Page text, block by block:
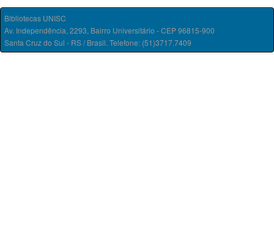
Bibliotecas UNISC
Av. Independência, 2293, Bairro Universitário - CEP 96815-900
Santa Cruz do Sul - RS / Brasil. Telefone: (51)3717.7409